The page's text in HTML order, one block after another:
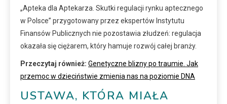
„Apteka dla Aptekarza. Skutki regulacji rynku aptecznego
w Polsce” przygotowany przez ekspertów Instytutu
Finansów Publicznych nie pozostawia złudzeń: regulacja
okazała się ciężarem, który hamuje rozwój całej branży.
Przeczytaj również: Genetyczne blizny po traumie. Jak
przemoc w dzieciństwie zmienia nas na poziomie DNA
USTAWA, KTÓRA MIAŁA